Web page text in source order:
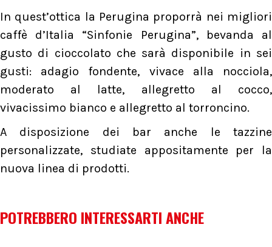
In quest’ottica la Perugina proporrà nei migliori
caffè d’Italia “Sinfonie Perugina”, bevanda al
gusto di cioccolato che sarà disponibile in sei
gusti: adagio fondente, vivace alla nocciola,
moderato al latte, allegretto al cocco,
vivacissimo bianco e allegretto al torroncino.
A disposizione dei bar anche le tazzine
personalizzate, studiate appositamente per la
nuova linea di prodotti.
POTREBBERO INTERESSARTI ANCHE